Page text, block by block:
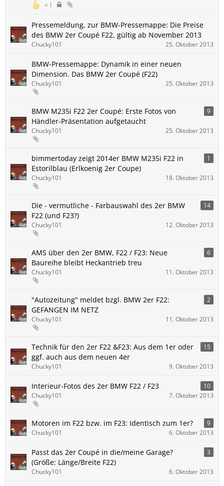
1
Pressemeldung, zur BMW-Pressemappe: Die Preise
des BMW 2er Coupé F22, gültig ab November 2013
Chucky101 25. Oktober 2013
BMW-Pressemappe: Dynamik in einer neuen
Dimension. Das BMW 2er Coupé (F22)
Chucky101 25. Oktober 2013
BMW M235i F22 2er Coupé: Erste Fotos von
Händler-Präsentation aufgetaucht
9
Chucky101 25. Oktober 2013
bimmertoday zeigt 2014er BMW M235i F22 in
Estorilblau (Erlkoenig 2er Coupe)
1
Chucky101 18. Oktober 2013
Die - vermutliche - Farbauswahl des 2er BMW
F22 (und F23?)
14
Chucky101 12. Oktober 2013
AMS über den 2er BMW, F22 / F23: Neue
Baureihe bleibt Heckantrieb treu
6
Chucky101 11. Oktober 2013
"Autozeitung" meldet bzgl. BMW 2er F22:
GEFANGEN IM NETZ
2
Chucky101 11. Oktober 2013
Technik für den 2er F22 &F23: Aus dem 1er oder
ggf. auch aus dem neuen 4er
15
Chucky101 9. Oktober 2013
Interieur-Fotos des 2er BMW F22 / F23
10
Chucky101
7. Oktober 2013
Motoren im F22 bzw. im F23: Identisch zum 1er?
9
Chucky101
6. Oktober 2013
Passt das 2er Coupé in die/meine Garage?
(Größe: Länge/Breite F22)
3
Chucky101 6. Oktober 2013